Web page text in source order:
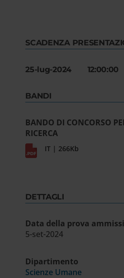
SCADENZA
25-lug-2024 12:00:00
BANDI
BANDO DI CONCORSO
RICERCA
IT | 266Kb
DETTAGLI
Data della prova
5-set-2024
Dipartimento
Scienze Umane